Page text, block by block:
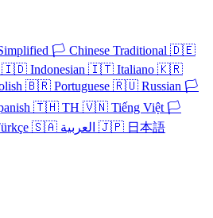
🏳️ Chinese Traditional 🇩🇪
🇮🇩 Indonesian 🇮🇹 Italiano 🇰🇷
🇧🇷 Portuguese 🇷🇺 Russian 🏳️
🇹🇭 TH 🇻🇳 Tiếng Việt 🏳️
🇸🇦 🇯🇵 日本語